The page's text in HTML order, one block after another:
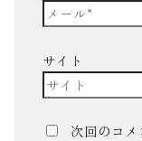
サイト
次回のコ